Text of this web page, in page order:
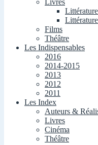
Livres
Films
Théâtre
Les Indispensables
2016
2014-2015
2013
2012
2011
Les Index
Auteurs &
Livres
Cinéma
Théâtre